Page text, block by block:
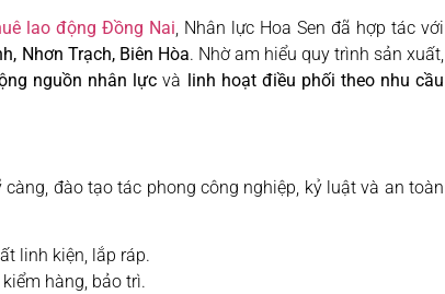
lao động Đồng Nai, Nhân lực Hoa Sen đã hợp tác với
Nhơn Trạch, Biên Hòa. Nhờ am hiểu quy trình sản xuất,
nguồn nhân lực và
linh hoạt điều phối theo nhu cầu
đào tạo tác phong công nghiệp, kỷ luật và an toàn
linh kiện, lắp ráp.
hàng, bảo trì.